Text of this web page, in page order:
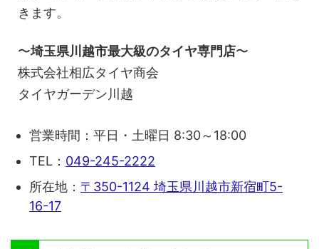
きます。
〜埼玉県川越市最大級のタイヤ専門店〜
株式会社相広タイヤ商会
タイヤガーデン川越
営業時間：平日・土曜日 8:30～18:00
TEL： 049-245-2222
所在地： 〒350-1124 埼玉県川越市新宿町5-
16-17